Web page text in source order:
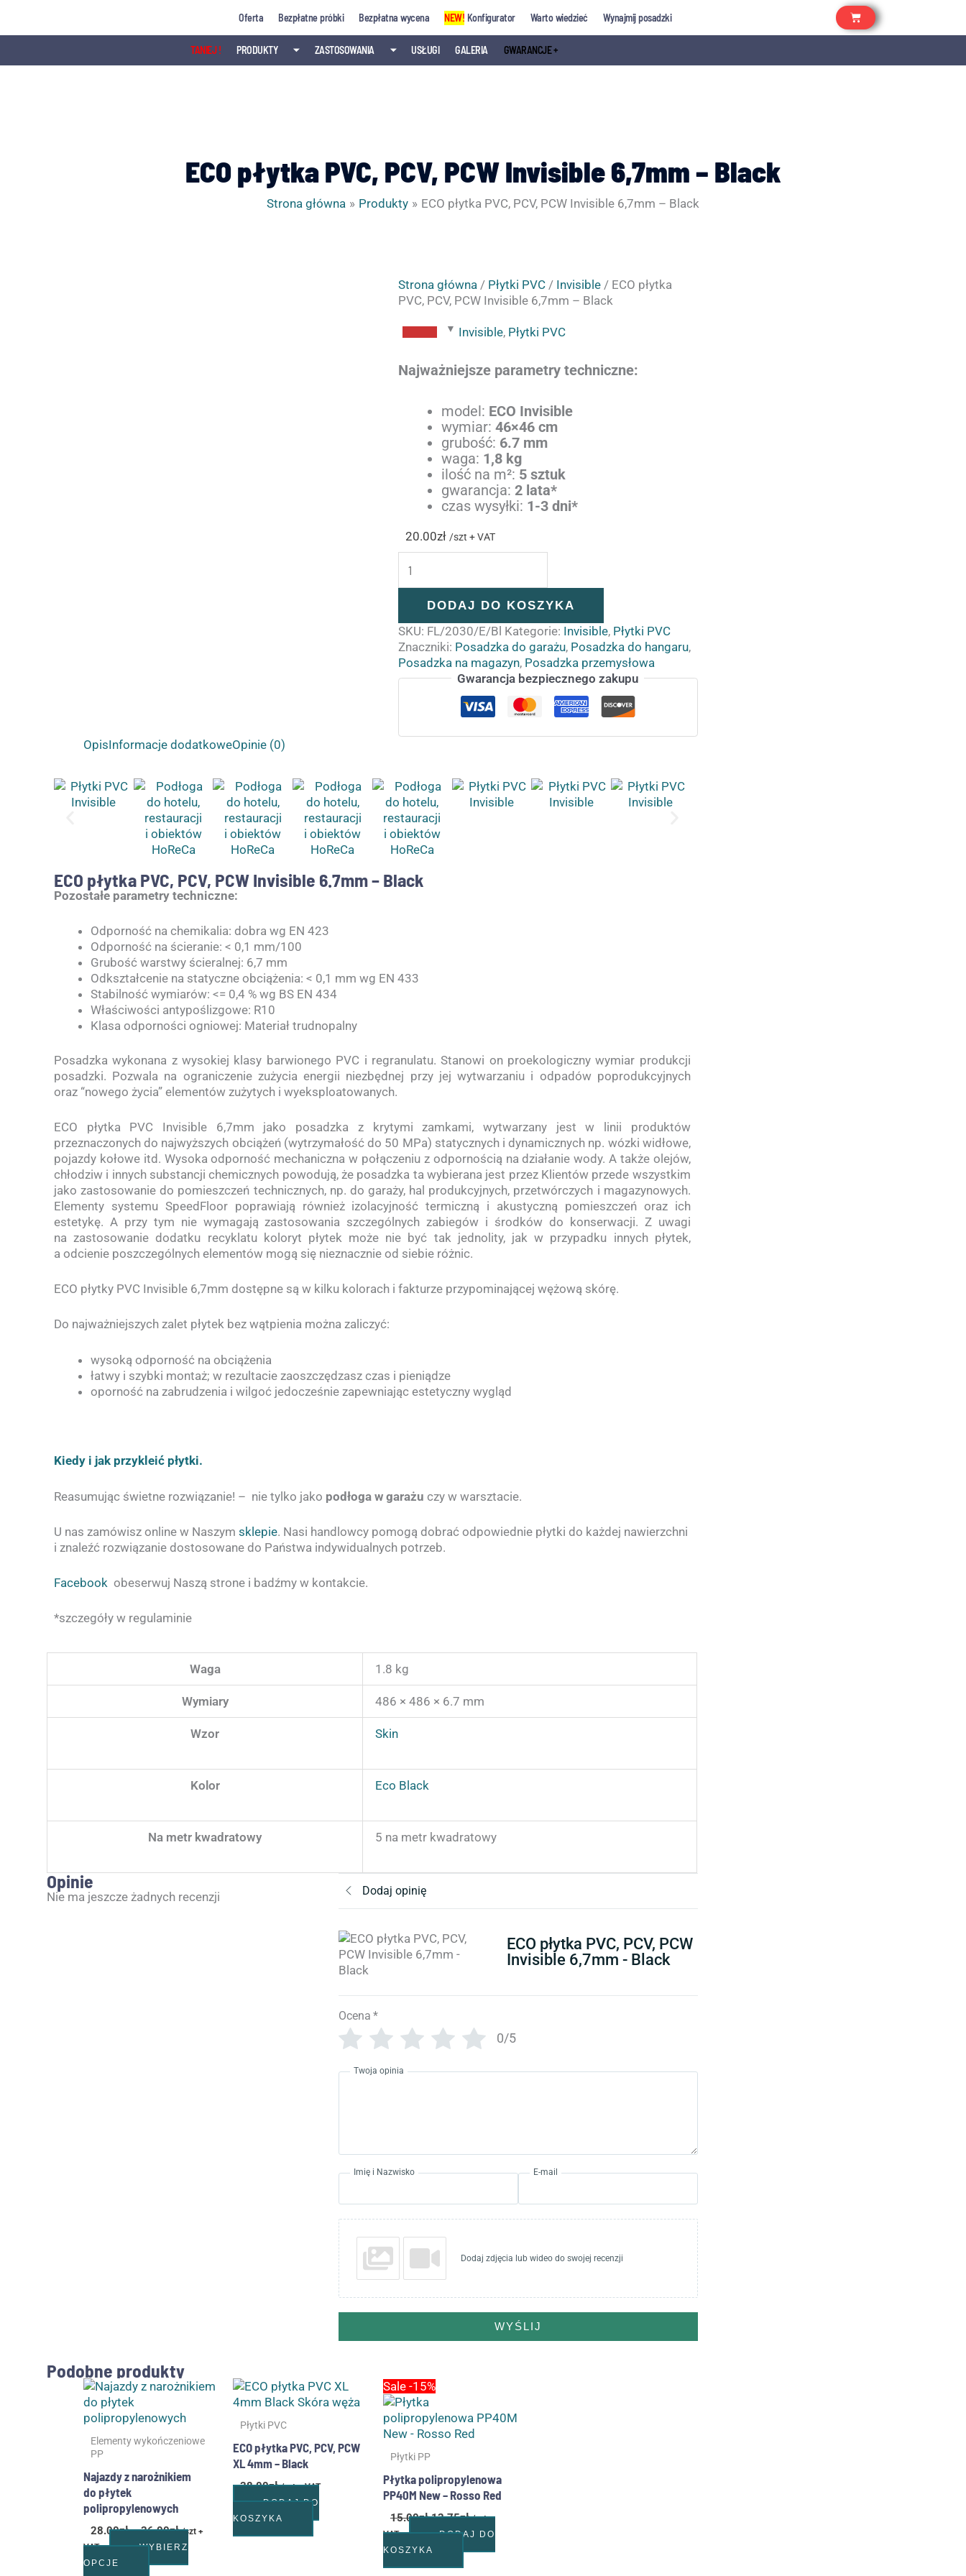
treści
Oferta Bezpłatne próbki Bezpłatna wycena NEW! Konfigurator Warto wiedzieć Wynajmij posadzki
TANIEJ ! PRODUKTY ⏷ ZASTOSOWANIA ⏷ USŁUGI GALERIA GWARANCJE +
ECO płytka PVC, PCV, PCW Invisible 6,7mm – Black
Strona główna Produkty ECO płytka PVC, PCV, PCW Invisible 6,7mm – Black
Strona główna / Płytki PVC / Invisible / ECO płytka
PVC, PCV, PCW Invisible 6,7mm – Black
Invisible, Płytki PVC
Najważniejsze parametry techniczne:
model: ECO Invisible
wymiar:46×46 cm
grubość: 6.7 mm
waga: 1,8 kg
ilość na m²: 5 sztuk
gwarancja:2 lata*
czas wysyłki: 1-3 dni*
20.00zł /szt + VAT
ilość
ECO
PCW
Invisible
DODAJ DO KOSZYKA
SKU: FL/2030/E/Bl Kategorie: Invisible, Płytki PVC
Znaczniki: Posadzka do garażu, Posadzka do hangaru,
Posadzka na magazyn, Posadzka przemysłowa
Gwarancja bezpiecznego zakupu
OpisInformacje dodatkoweOpinie (0)
ECO płytka PVC, PCV, PCW Invisible 6.7mm – Black
Pozostałe parametry techniczne:
Odporność na chemikalia: dobra wg EN 423
Odporność na ścieranie: < 0,1 mm/100
Grubość warstwy ścieralnej: 6,7 mm
Odkształcenie na statyczne obciążenia: < 0,1 mm wg EN 433
Stabilność wymiarów: <= 0,4 % wg BS EN 434
Właściwości antypoślizgowe: R10
Klasa odporności ogniowej: Materiał trudnopalny
Posadzka wykonana z wysokiej klasy barwionego PVC i regranulatu. Stanowi on proekologiczny wymiar produkcji
posadzki. Pozwala na ograniczenie zużycia energii niezbędnej przy jej wytwarzaniu i odpadów poprodukcyjnych
oraz “nowego życia” elementów zużytych i wyeksploatowanych.
ECO płytka PVC Invisible 6,7mm jako posadzka z krytymi zamkami, wytwarzany jest w linii produktów
przeznaczonych do najwyższych obciążeń (wytrzymałość do 50 MPa) statycznych i dynamicznych np. wózki widłowe,
pojazdy kołowe itd. Wysoka odporność mechaniczna w połączeniu z odpornością na działanie wody. A także olejów,
chłodziw i innych substancji chemicznych powodują, że posadzka ta wybierana jest przez Klientów przede wszystkim
jako zastosowanie do pomieszczeń technicznych, np. do garaży, hal produkcyjnych, przetwórczych i magazynowych.
Elementy systemu SpeedFloor poprawiają również izolacyjność termiczną i akustyczną pomieszczeń oraz ich
estetykę. A przy tym nie wymagają zastosowania szczególnych zabiegów i środków do konserwacji. Z uwagi
na zastosowanie dodatku recyklatu koloryt płytek może nie być tak jednolity, jak w przypadku innych płytek,
a odcienie poszczególnych elementów mogą się nieznacznie od siebie różnic.
ECO płytky PVC Invisible 6,7mm dostępne są w kilku kolorach i fakturze przypominającej wężową skórę.
Do najważniejszych zalet płytek bez wątpienia można zaliczyć:
wysoką odporność na obciążenia
łatwy i szybki montaż; w rezultacie zaoszczędzasz czas i pieniądze
oporność na zabrudzenia i wilgoć jedocześnie zapewniając estetyczny wygląd
Kiedy i jak przykleić płytki.
Reasumując świetne rozwiązanie! – nie tylko jako podłoga w garażu czy w warsztacie.
U nas zamówisz online w Naszym sklepie. Nasi handlowcy pomogą dobrać odpowiednie płytki do każdej nawierzchni
i znaleźć rozwiązanie dostosowane do Państwa indywidualnych potrzeb.
Facebook obeserwuj Naszą strone i badźmy w kontakcie.
*szczegóły w regulaminie
Waga 1.8 kg
Wymiary 486 × 486 × 6.7 mm
Wzor Skin
Kolor Eco Black
Na metr kwadratowy 5 na metr kwadratowy
Opinie
Nie ma jeszcze żadnych recenzji Dodaj opinię
ECO płytka PVC, PCV, PCW
Invisible 6,7mm - Black
Ocena *
0/5
Twoja opinia
Imię i Nazwisko E-mail
Dodaj zdjęcia lub wideo do swojej recenzji
WYŚLIJ
Podobne produkty
Elementy wykończeniowe
PP
Najazdy z narożnikiem
do płytek
polipropylenowych
28.00zł – 36.00zł
Zakres
od
28.00zł
do
/szt +
VAT
WYBIERZ
OPCJE
Ten
ma
wariantów.
można
na
stronie
produktu
Płytki PVC
ECO płytka PVC, PCV, PCW
XL 4mm – Black
38.00zł /szt + VAT
DODAJ DO
KOSZYKA
Sale -15%
Płytki PP
Płytka polipropylenowa
PP40M New – Rosso Red
15.00zł
Pierwotna
cena
wynosiła:
15.00zł.
12.75zł
wynosi:
12.75zł.
/szt +
VAT
DODAJ DO
KOSZYKA